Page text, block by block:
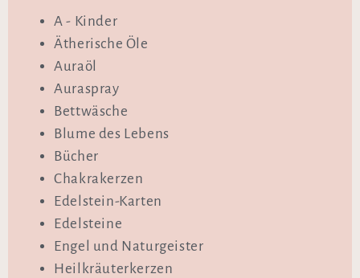
A - Kinder
Ätherische Öle
Auraöl
Auraspray
Bettwäsche
Blume des Lebens
Bücher
Chakrakerzen
Edelstein-Karten
Edelsteine
Engel und Naturgeister
Heilkräuterkerzen